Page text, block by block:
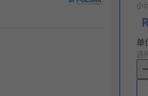
小
to
单
选